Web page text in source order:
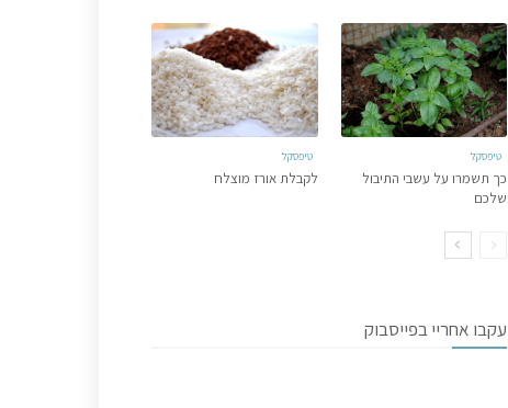
טיפסקל
כך תשמרו על עשבי התיבול
שלכם
טיפסקל
לקבלת אורז מוצלח
עקבו אחריי בפייסבוק